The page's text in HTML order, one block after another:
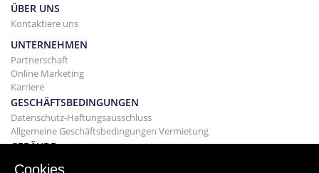
ÜBER UNS
Kontaktiere uns
UNTERNEHMEN
Partnerschaft
Online Marketing
Karriere
GESCHÄFTSBEDINGUNGEN
Datenschutz-Haftungsausschluss
Allgemeine Geschäftsbedingungen Vermietung
GEBÄUDE
Projekte
Cookies